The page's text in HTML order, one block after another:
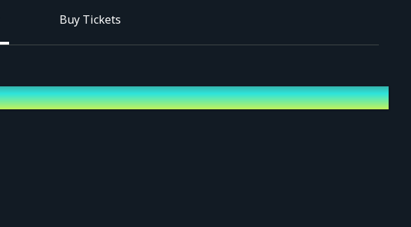
Buy Tickets